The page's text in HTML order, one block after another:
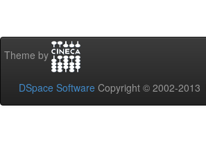
Theme by
DSpace Software Copyright © 2002-2013